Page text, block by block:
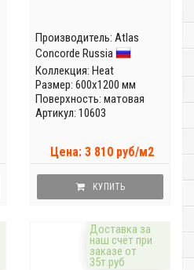
Производитель: Atlas
Concorde Russia
Коллекция: Heat
Размер: 600x1200 мм
Поверхность: матовая
Артикул: 10603
Цена: 3 810 руб/м2
КУПИТЬ
Доставка за
наш счёт при
заказе от
35т.руб